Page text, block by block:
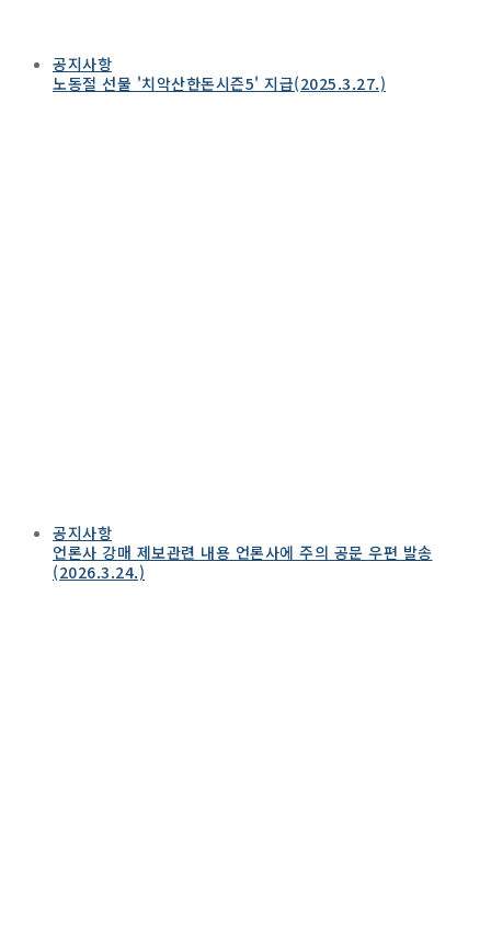
공지사항
노동절 선물 '치악산한돈시즌5' 지급(2025.3.27.)
공지사항
언론사 강매 제보관련 내용 언론사에 주의 공문 우편 발송
(2026.3.24.)